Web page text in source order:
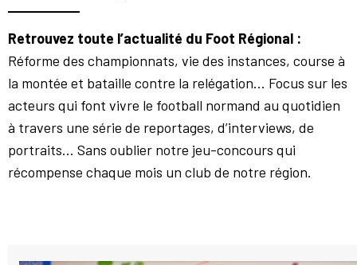
Retrouvez toute l’actualité du Foot Régional :
Réforme des championnats, vie des instances, course à
la montée et bataille contre la relégation… Focus sur les
acteurs qui font vivre le football normand au quotidien
à travers une série de reportages, d’interviews, de
portraits… Sans oublier notre jeu-concours qui
récompense chaque mois un club de notre région.